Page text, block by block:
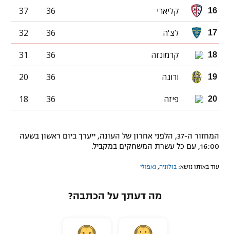
16 קליארי 36
37
17 לצ'ה 36
32
18 קרמונזה 36
31
19 ורונה 36
20
20 פיזה 36
18
המחזור ה-37, הלפני אחרון של העונה, ייערך ביום ראשון בשעה
16:00, עם כל עשרת המשחקים במקביל.
עוד באותו נושא: בולוניה נאפולי
מה דעתך על הכתבה?